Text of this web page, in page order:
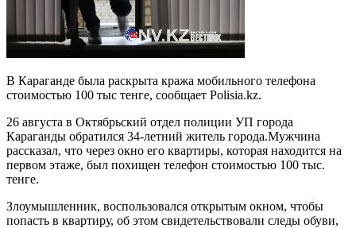
В Караганде была раскрыта кража мобильного телефона
стоимостью 100 тыс тенге, сообщает Polisia.kz.
26 августа в Октябрьский отдел полиции УП города
Караганды обратился 34-летний житель города.Мужчина
рассказал, что через окно его квартиры, которая находится на
первом этаже, был похищен телефон стоимостью 100 тыс.
тенге.
Злоумышленник, воспользовался открытым окном, чтобы
попасть в квартиру, об этом свидетельствовали следы обуви,